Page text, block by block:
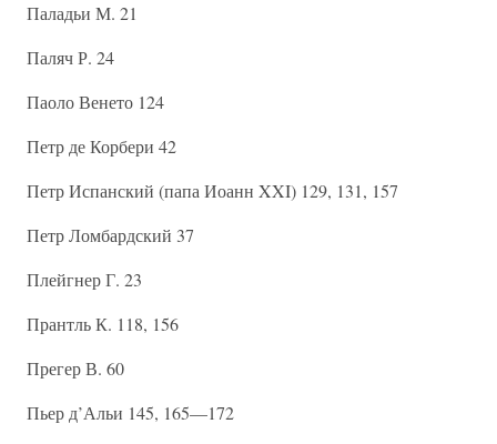
Паладьи М. 21
Паляч Р. 24
Паоло Венето 124
Петр де Корбери 42
Петр Испанский (папа Иоанн XXI) 129, 131, 157
Петр Ломбардский 37
Плейгнер Г. 23
Прантль К. 118, 156
Прегер В. 60
Пьер д’Альи 145, 165—172